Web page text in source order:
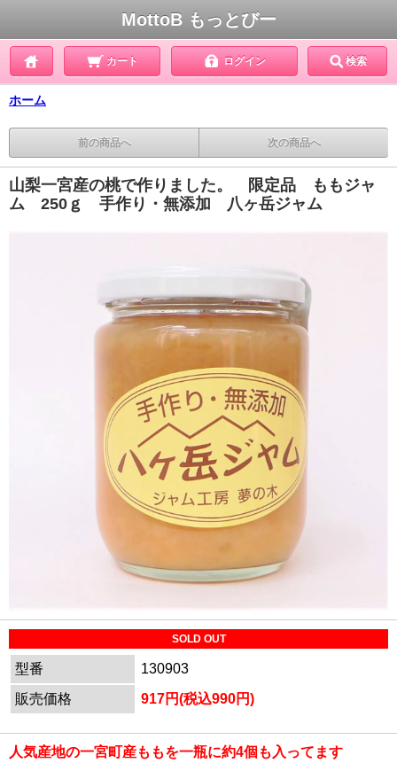
MottoB もっとびー
カート ログイン 検索
ホーム
前の商品へ 次の商品へ
山梨一宮産の桃で作りました。 限定品 ももジャ
ム 250ｇ 手作り・無添加 八ヶ岳ジャム
SOLD OUT
型番
130903
販売価格
917円(税込990円)
人気産地の一宮町産ももを一瓶に約4個 も入ってます